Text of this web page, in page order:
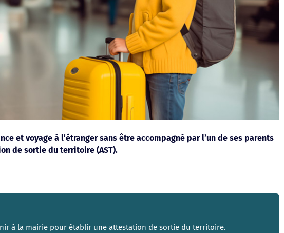
et voyage à l’étranger sans être accompagné par l’un de ses parents
de sortie du territoire (AST).
à la mairie pour établir une attestation de sortie du territoire.